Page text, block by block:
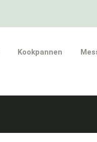
Kookpannen